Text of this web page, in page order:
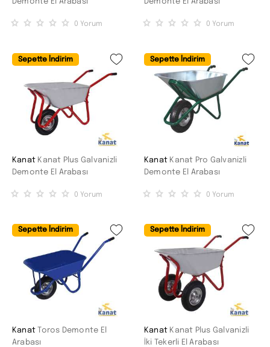
Demonte El Arabası
0 Yorum
Demonte El Arabası
0 Yorum
Sepette İndirim
Kanat Kanat Plus Galvanizli
Demonte El Arabası
0 Yorum
Sepette İndirim
Kanat Kanat Pro Galvanizli
Demonte El Arabası
0 Yorum
Sepette İndirim
Kanat Toros Demonte El
Arabası
Sepette İndirim
Kanat Kanat Plus Galvanizli
İki Tekerli El Arabası